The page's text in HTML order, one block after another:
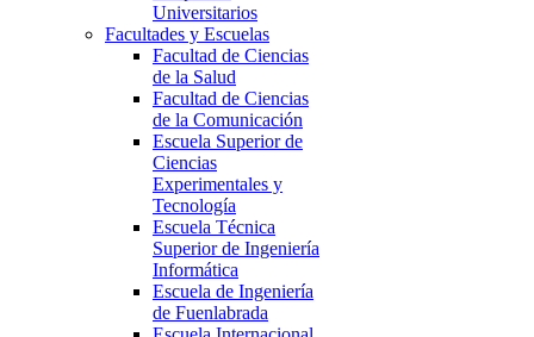
Universitarios
Facultades y Escuelas
Facultad de Ciencias
de la Salud
Facultad de Ciencias
de la Comunicación
Escuela Superior de
Ciencias
Experimentales y
Tecnología
Escuela Técnica
Superior de Ingeniería
Informática
Escuela de Ingeniería
de Fuenlabrada